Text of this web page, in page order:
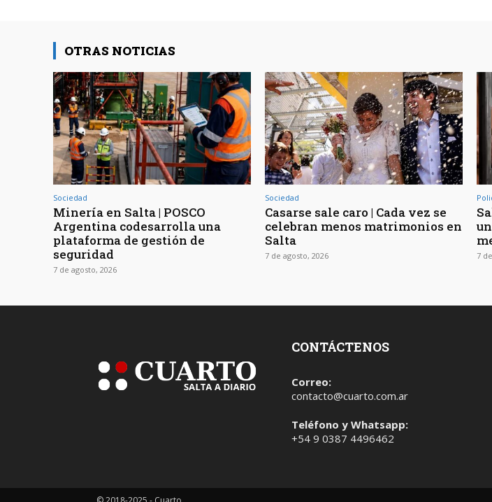
OTRAS NOTICIAS
Sociedad
Minería en Salta | POSCO
Argentina codesarrolla una
plataforma de gestión de
seguridad
7 de agosto, 2026
Sociedad
Casarse sale caro | Cada vez se
celebran menos matrimonios en
Salta
7 de agosto, 2026 7
CONTÁCTENOS
Correo:
contacto@cuarto.com.ar
Teléfono y Whatsapp:
+54 9 0387 4496462